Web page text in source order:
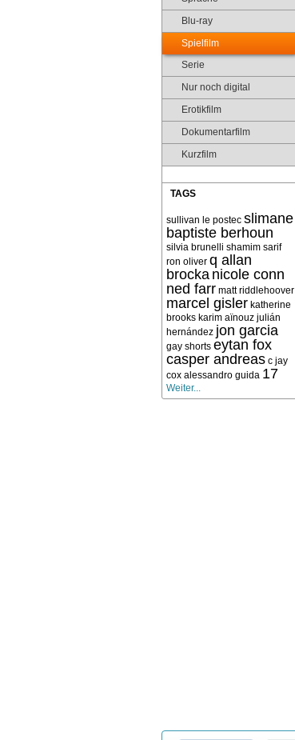
Blu-ray
Spielfilm
Serie
Nur noch digital
Erotikfilm
Dokumentarfilm
Kurzfilm
TAGS
sullivan le postec slimane
baptiste berhoun
silvia brunelli shamim sarif
ron oliver q allan
brocka nicole conn
ned farr matt riddlehoover
marcel gisler katherine
brooks karim aïnouz julián
hernández jon garcia
gay shorts eytan fox
casper andreas c jay
cox alessandro guida 17
Weiter...